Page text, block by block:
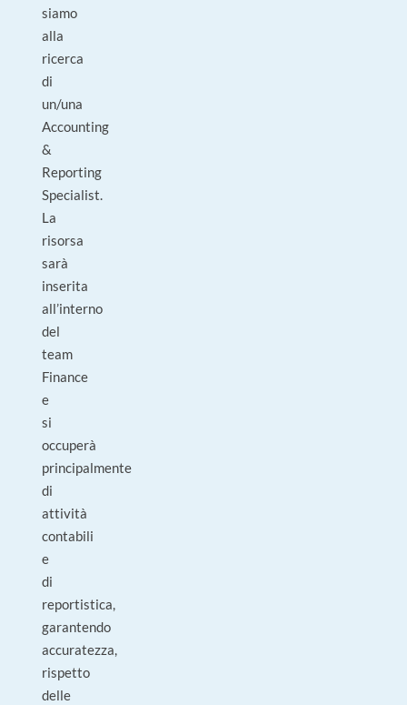
siamo
alla
ricerca
di
un/una
Accounting
&
Reporting
Specialist.
La
risorsa
sarà
inserita
all’interno
del
team
Finance
e
si
occuperà
principalmente
di
attività
contabili
e
di
reportistica,
garantendo
accuratezza,
rispetto
delle